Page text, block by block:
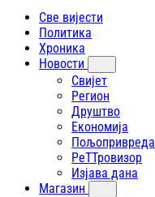
Све вијести
Политика
Хроника
Новости
Свијет
Регион
Друштво
Економија
Пољопривреда
РеТТровизор
Изјава дана
Магазин